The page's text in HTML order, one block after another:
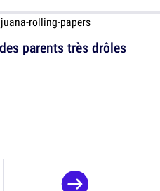
parents très drôles